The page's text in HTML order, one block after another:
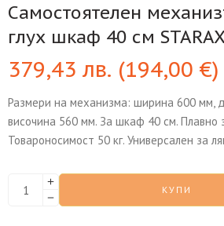
Самостоятелен
глух шкаф 40 см
379,43лв. (194,00€)
Размери на механизма: ширина 600 мм,
височина 560 мм. За шкаф 40 см. Плавно
Товароносимост 50 кг. Универсален за
КУПИ